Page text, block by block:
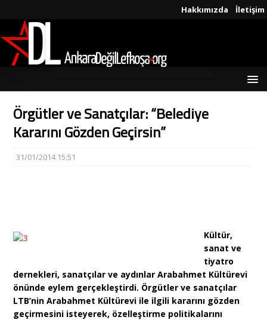
Hakkımızda İletişim
Örgütler ve Sanatçılar: “Belediye
Kararını Gözden Geçirsin”
31/01/2014 15:51
Kültür,
sanat ve
tiyatro
dernekleri, sanatçılar ve aydınlar Arabahmet Kültürevi
önünde eylem gerçekleştirdi. Örgütler ve sanatçılar
LTB’nin Arabahmet Kültürevi ile ilgili kararını gözden
geçirmesini isteyerek, özelleştirme politikalarını